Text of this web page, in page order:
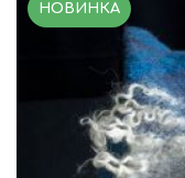
НОВИНКА